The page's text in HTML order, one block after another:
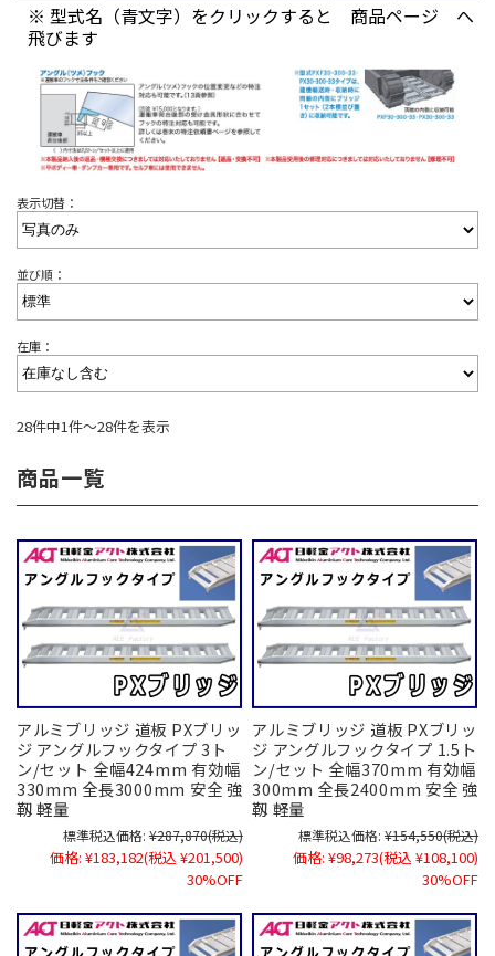
※ 型式名（青文字）をクリックすると 商品ページ へ
飛びます
表示切替：
並び順：
在庫：
28件中1件～28件を表示
商品一覧
アルミブリッジ 道板 PXブリッ
ジ アングルフックタイプ 3ト
ン/セット 全幅424mm 有効幅
330mm 全長3000mm 安全 強
靱 軽量
標準税込価格: ¥287,870(税込)
価格: ¥183,182(税込 ¥201,500)
30%OFF
アルミブリッジ 道板 PXブリッ
ジ アングルフックタイプ 1.5ト
ン/セット 全幅370mm 有効幅
300mm 全長2400mm 安全 強
靱 軽量
標準税込価格: ¥154,550(税込)
価格: ¥98,273(税込 ¥108,100)
30%OFF